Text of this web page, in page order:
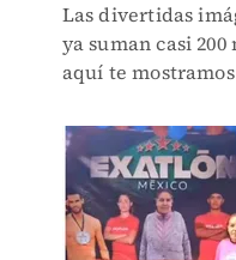
Las divertidas
ya suman casi
aquí te